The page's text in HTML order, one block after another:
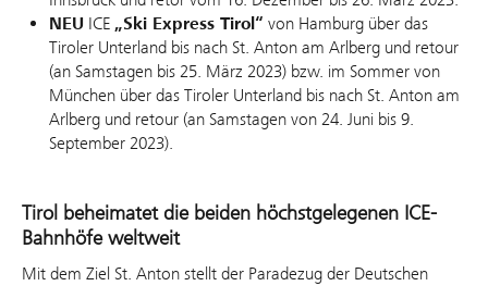
NEU ICE „Ski Express Tirol“ von Hamburg über das
Tiroler Unterland bis nach St. Anton am Arlberg und retour
(an Samstagen bis 25. März 2023) bzw. im Sommer von
München über das Tiroler Unterland bis nach St. Anton am
Arlberg und retour (an Samstagen von 24. Juni bis 9.
September 2023).
Tirol beheimatet die beiden höchstgelegenen ICE-
Bahnhöfe weltweit
Mit dem Ziel St. Anton stellt der Paradezug der Deutschen